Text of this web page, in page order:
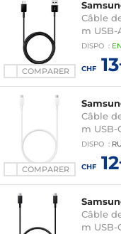
COMPARER
Câble
m USB-
DISPO : EN
CHF13
COMPARER
Câble
m USB-
DISPO :
CHF12
Câble
m USB-